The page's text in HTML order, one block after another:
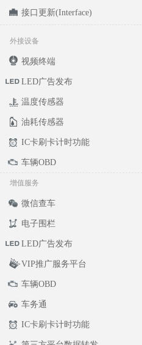
接口更新(Interface)
外接设备
视频终端
LED广告发布
温度传感器
油耗传感器
IC卡刷卡计时功能
车辆OBD
增值服务
微信查车
电子围栏
LED广告发布
VIP推广服务平台
车辆OBD
车务通
IC卡刷卡计时功能